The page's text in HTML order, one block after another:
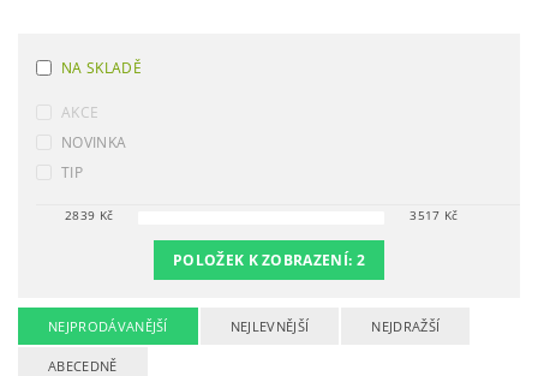
NA SKLADĚ
AKCE
NOVINKA
TIP
2839 Kč 3517 Kč
POLOŽEK K ZOBRAZENÍ: 2
NEJPRODÁVANĚJŠÍ NEJLEVNĚJŠÍ NEJDRAŽŠÍ
ABECEDNĚ